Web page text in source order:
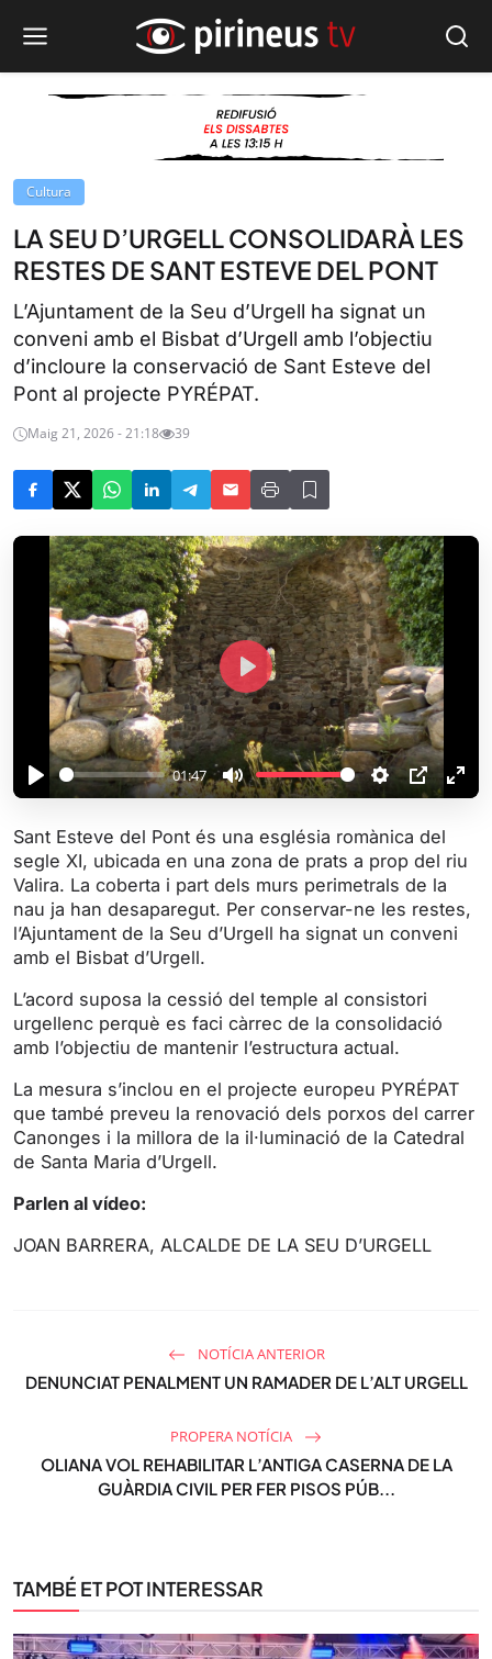
Cultura
LA SEU D’URGELL CONSOLIDARÀ LES
RESTES DE SANT ESTEVE DEL PONT
L’Ajuntament de la Seu d’Urgell ha signat un
conveni amb el Bisbat d’Urgell amb l’objectiu
d’incloure la conservació de Sant Esteve del
Pont al projecte PYRÉPAT.
Maig 21, 2026 - 21:18 39
P
a
y
01:47
M
t
e
S
t
t
i
n
s
P
P
E
t
r
f
e
P
l
a
y
Sant Esteve del Pont és una església romànica del
segle XI, ubicada en una zona de prats a prop del riu
Valira. La coberta i part dels murs perimetrals de la
nau ja han desaparegut. Per conservar-ne les restes,
l’Ajuntament de la Seu d’Urgell ha signat un conveni
amb el Bisbat d’Urgell.
L’acord suposa la cessió del temple al consistori
urgellenc perquè es faci càrrec de la consolidació
amb l’objectiu de mantenir l’estructura actual.
La mesura s’inclou en el projecte europeu PYRÉPAT
que també preveu la renovació dels porxos del carrer
Canonges i la millora de la il·luminació de la Catedral
de Santa Maria d’Urgell.
Parlen al vídeo:
JOAN BARRERA, ALCALDE DE LA SEU D’URGELL
NOTÍCIA ANTERIOR
DENUNCIAT PENALMENT UN RAMADER DE L’ALT URGELL
PROPERA NOTÍCIA
OLIANA VOL REHABILITAR L’ANTIGA CASERNA DE LA
GUÀRDIA CIVIL PER FER PISOS PÚB...
TAMBÉ ET POT INTERESSAR